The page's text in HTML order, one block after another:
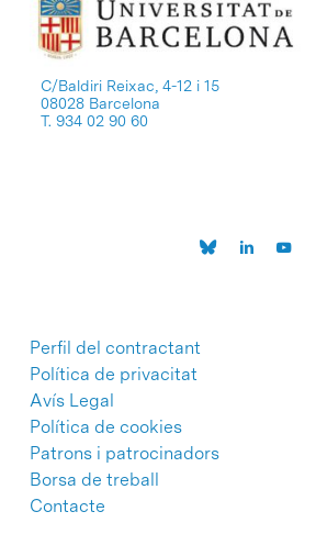
C/Baldiri Reixac, 4-12 i 15
08028 Barcelona
T. 934 02 90 60
Perfil del contractant
Política de privacitat
Avís Legal
Política de cookies
Patrons i patrocinadors
Borsa de treball
Contacte